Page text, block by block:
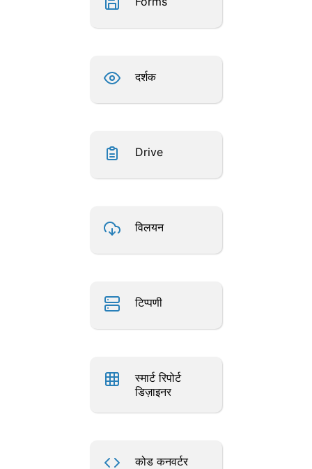
दर्शक
Drive
विलयन
टिप्पणी
स्मार्ट रिपोर्ट
डिज़ाइनर
कोड कनवर्टर